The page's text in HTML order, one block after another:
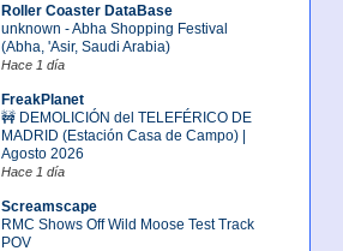
Roller Coaster DataBase
unknown - Abha Shopping Festival
(Abha, 'Asir, Saudi Arabia)
Hace 1 día
FreakPlanet
🚧 DEMOLICIÓN del TELEFÉRICO DE
MADRID (Estación Casa de Campo) |
Agosto 2026
Hace 1 día
Screamscape
RMC Shows Off Wild Moose Test Track
POV